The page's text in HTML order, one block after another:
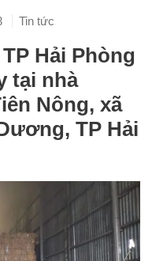
Tin tức
Hải Phòng
tại nhà
Nông, xã
TP Hải